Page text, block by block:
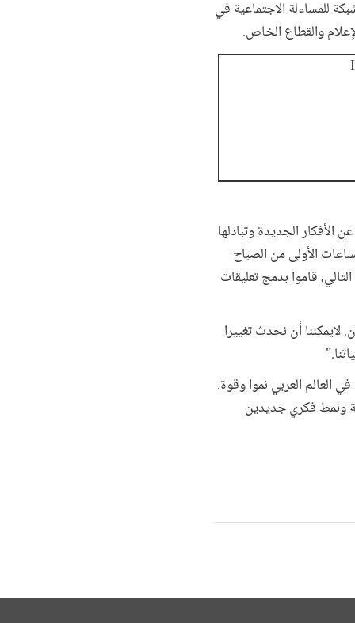
للمساءلة الاجتماعية في
والقطاع الخاص.
الأفكار الجديدة وتبادلها
الأولى من الصباح
قاموا بدمج تعليقات
أن نحدث تغييرا
العالم العربي نموا وقوة.
ونمط فكري جديدين